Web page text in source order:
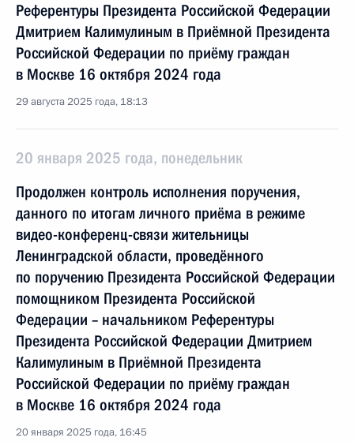
Референтуры Президента Российской Федерации
Дмитрием Калимулиным в Приёмной Президента
Российской Федерации по приёму граждан
в Москве 16 октября 2024 года
29 августа 2025 года, 18:13
20 января 2025 года, понедельник
Продолжен контроль исполнения поручения,
данного по итогам личного приёма в режиме
видео-конференц-связи жительницы
Ленинградской области, проведённого
по поручению Президента Российской Федерации
помощником Президента Российской
Федерации – начальником Референтуры
Президента Российской Федерации Дмитрием
Калимулиным в Приёмной Президента
Российской Федерации по приёму граждан
в Москве 16 октября 2024 года
20 января 2025 года, 16:45